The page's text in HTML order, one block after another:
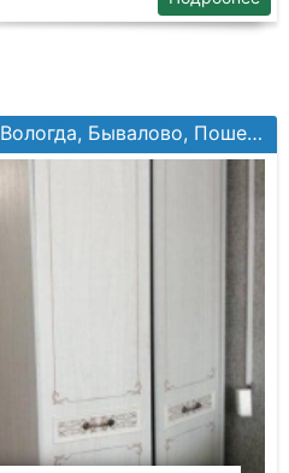
Вологда, Бывалово, Пошехонское шоссе, №32